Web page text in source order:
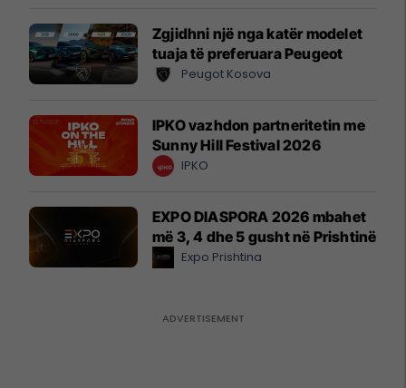
Zgjidhni një nga katër modelet
tuaja të preferuara Peugeot
Peugot Kosova
IPKO vazhdon partneritetin me
Sunny Hill Festival 2026
IPKO
EXPO DIASPORA 2026 mbahet
më 3, 4 dhe 5 gusht në Prishtinë
Expo Prishtina